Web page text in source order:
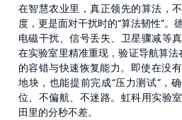
在智慧农业里，真正领先的算法，
度，更是面对干扰时的“算法韧性”。
电磁干扰、信号丢失、卫星骤减等
在实验室里精准重现，验证导航算
的容错与快速恢复能力。即使在没
地块，也能提前完成“压力测试”，
位、不偏航、不迷路。虹科用实验
田里的分秒不差。